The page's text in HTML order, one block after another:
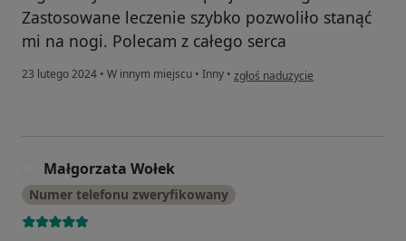
Zastosowane leczenie szybko pozwoliło stanąć
mi na nogi. Polecam z całego serca
23 lutego 2024 • W innym miejscu • Inny • w opinii użytkownika Lekarz
zgłoś nadużycie
Małgorzata Wołek
Numer telefonu zweryfikowany